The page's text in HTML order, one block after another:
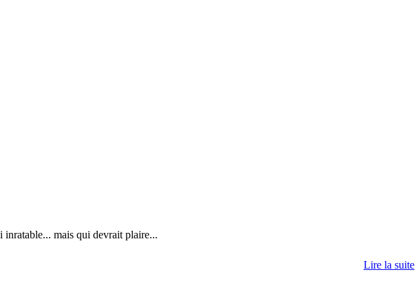
inratable... mais qui devrait plaire...
Lire la suite